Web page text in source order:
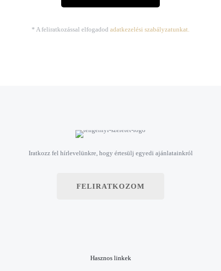
* A feliratkozással elfogadod adatkezelési szabályzatunkat.
Iratkozz fel hírlevelünkre, hogy értesülj egyedi ajánlatainkról
FELIRATKOZOM
Hasznos linkek